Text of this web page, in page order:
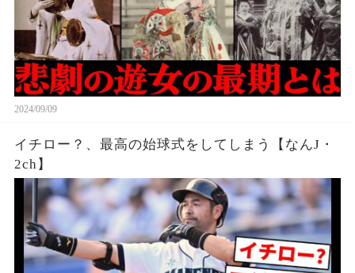
2024/09/09
イチロー？、最高の始球式をしてしまう【なんJ・
2ch】